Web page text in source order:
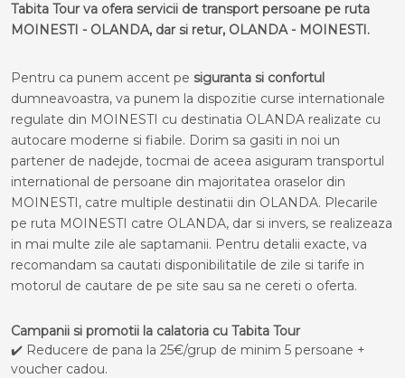
Tabita Tour va ofera servicii de transport persoane pe ruta
MOINESTI - OLANDA, dar si retur, OLANDA - MOINESTI.
Pentru ca punem accent pe siguranta si confortul
dumneavoastra, va punem la dispozitie curse internationale
regulate din MOINESTI cu destinatia OLANDA realizate cu
autocare moderne si fiabile. Dorim sa gasiti in noi un
partener de nadejde, tocmai de aceea asiguram transportul
international de persoane din majoritatea oraselor din
MOINESTI, catre multiple destinatii din OLANDA. Plecarile
pe ruta MOINESTI catre OLANDA, dar si invers, se realizeaza
in mai multe zile ale saptamanii. Pentru detalii exacte, va
recomandam sa cautati disponibilitatile de zile si tarife in
motorul de cautare de pe site sau sa ne cereti o oferta.
Campanii si promotii la calatoria cu Tabita Tour
✔️ Reducere de pana la 25€/grup de minim 5 persoane +
voucher cadou.